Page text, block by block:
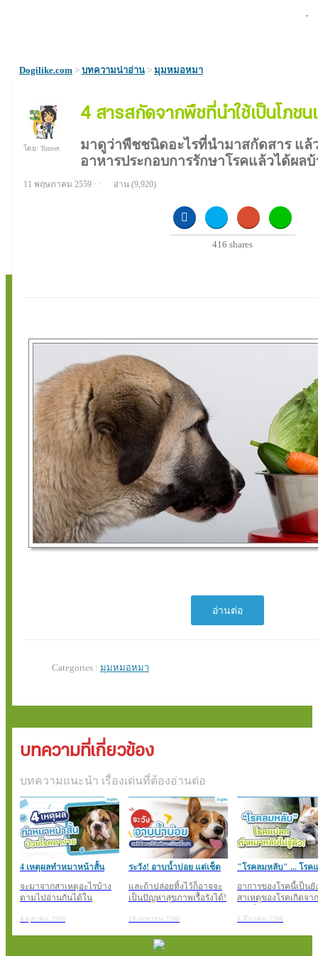
Dogilike.com > บทความน่าอ่าน > มุมหมอหมา
โดย: Tonvet
4 สารสกัดจากพืชที่นำใช้เป็นโภชน
สุนัข...แล้วได้ผล
มาดูว่าพืชชนิดอะไรที่นำมาสกัดสาร แล้
อาหารประกอบการรักษาโรคแล้วได้ผลบ้
11 พฤษภาคม 2559 · · อ่าน (9,920)
416 shares
อย่างของทางตะวันตกนั้น ก็ผลิตมาจากพืชหรือส่วนประกอบของพืช เช่น ม
โทรปีนจากดอกต้นลำโพง ควินินจากต้นควินิน เป็นต้น จึงไม่แปลกที่จะเห็
แนวคิดโภชนเภสัช (nutraceutical) หรือสารเสริมอาหารประกอบการรัก
จากพืช และมีการนำมาใช้ในน้องหมาจริง ๆ บ้างแล้ว เรามาดูกันครับว่า มี
อ่านต่อ
Categories : มุมหมอหมา
บทความที่เกี่ยวข้อง
บทความแนะนำ เรื่องเด่นที่ต้องอ่านต่อ
4 เหตุผลทำหมาหน้าสั้น
จะมาจากสาเหตุอะไรบ้าง
ตามไปอ่านกันได้ใน
4 ตุลาคม 2566
ระวัง! อาบน้ำบ่อย แต่เช็ด
ขนไม่แห้งจะเป็น
และถ้าปล่อยทิ้งไว้ก็อาจจะ
เป็นปัญหาสุขภาพเรื้อรังได้!
19 เมษายน 2566
"โรคลมหลับ" ... โรค
ทำหมาหลับไม่รู้ตั
อาการของโรคนี้เป็นยั
สาเหตุของโรคเกิดจา
8 มีนาคม 2566